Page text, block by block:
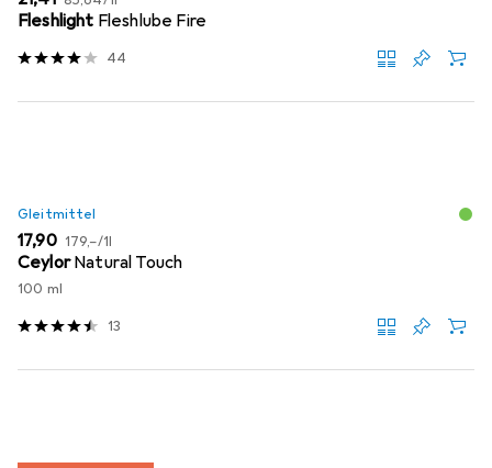
Fleshlight Fleshlube Fire
44
Gleitmittel
EUR
17,90 EUR
179,–/1l
Ceylor Natural Touch
100 ml
13